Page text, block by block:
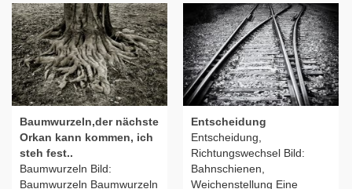
Baumwurzeln,der nächste
Orkan kann kommen, ich
steh fest..
Baumwurzeln Bild:
Baumwurzeln Baumwurzeln
Entscheidung
Entscheidung,
Richtungswechsel Bild:
Bahnschienen,
Weichenstellung Eine